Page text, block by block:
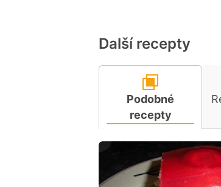
Další recepty
Podobné
recepty